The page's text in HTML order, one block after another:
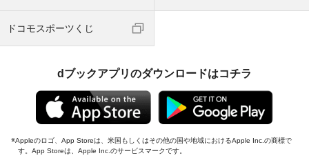
ドコモスポーツくじ
dブックアプリのダウンロードはコチラ
Appleのロゴ、App Storeは、米国もしくはその他の国や地域におけるApple Inc.の商標で
す。App Storeは、Apple Inc.のサービスマークです。